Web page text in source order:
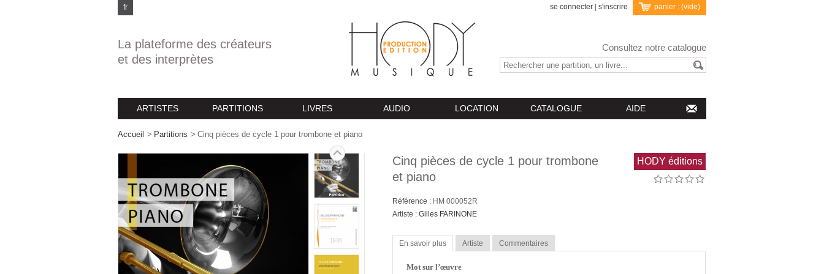
La plateforme des créateurs
et des interprètes
fr se connecter s'inscrire panier : (vide)
Consultez notre catalogue
ARTISTES PARTITIONS LIVRES AUDIO LOCATION CATALOGUE AIDE
Accueil > Partitions > Cinq pièces de cycle 1 pour trombone et piano
Cinq pièces de cycle 1 pour trombone
et piano
HODY éditions
Référence : HM 000052R
Artiste : Gilles FARINONE
En savoir plus Artiste Commentaires
Mot sur l’œuvre